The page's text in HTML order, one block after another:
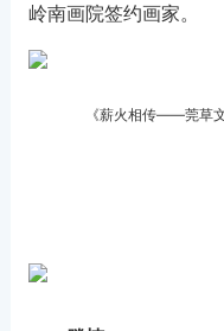
岭南画院签约画家。
《薪火相传——莞草